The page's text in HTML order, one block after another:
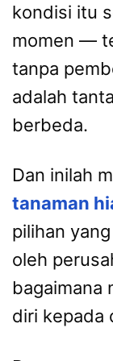
kondisi itu
momen —
tanpa
adalah
berbeda.
Dan inilah
tanaman
pilihan
oleh
bagaimana
diri kepada